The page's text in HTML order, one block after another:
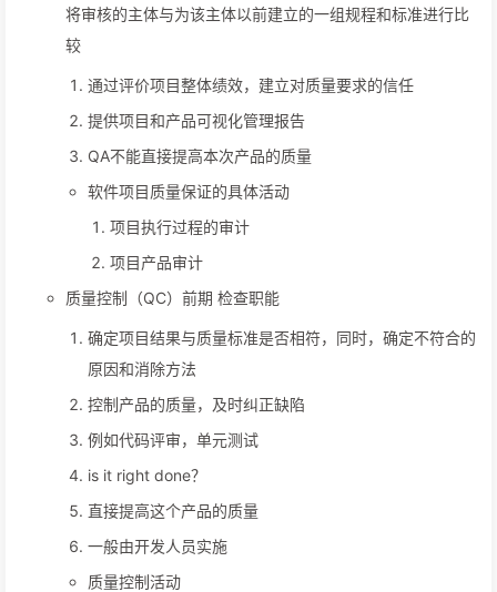
将审核的主体与为该主体以前建立的一组规程和标准进行比
较
通过评价项目整体绩效，建立对质量要求的信任
提供项目和产品可视化管理报告
QA不能直接提高本次产品的质量
软件项目质量保证的具体活动
项目执行过程的审计
项目产品审计
质量控制（QC）前期 检查职能
确定项目结果与质量标准是否相符，同时，确定不符合的
原因和消除方法
控制产品的质量，及时纠正缺陷
例如代码评审，单元测试
is it right done？
直接提高这个产品的质量
一般由开发人员实施
质量控制活动